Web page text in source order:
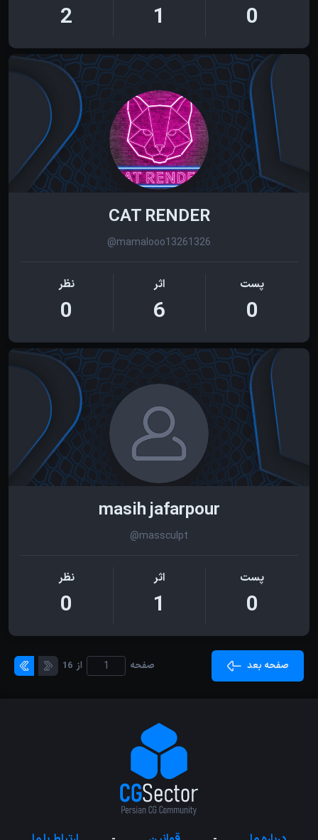
0
1
2
CAT RENDER
@mamalooo13261326
پست
0
اثر
6
نظر
0
masih jafarpour
@massculpt
پست
0
اثر
1
نظر
0
صفحه بعد صفحه از 16